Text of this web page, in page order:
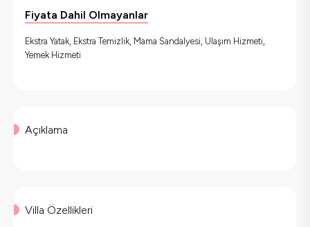
Fiyata Dahil Olmayanlar
Ekstra Yatak, Ekstra Temizlik, Mama Sandalyesi, Ulaşım Hizmeti,
Yemek Hizmeti
Açıklama
Villa Özellikleri